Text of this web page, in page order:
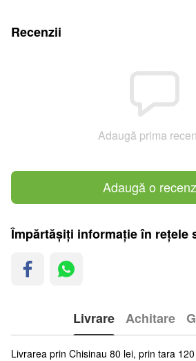
Recenzii
Adaugă prima
Adaugă o
Împărtășiți informație în rețele
Livrare Achitare
Livrarea prin Chisinau 80 lei, prin tara